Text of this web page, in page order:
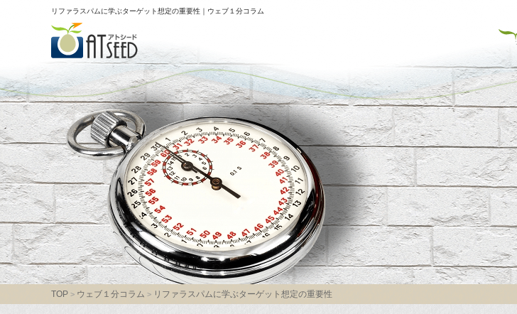
リファラスパムに学ぶターゲット想定の重要性 ウェブ１分コラム
TOP ウェブ１分コラム リファラスパムに学ぶターゲット想定の重要性